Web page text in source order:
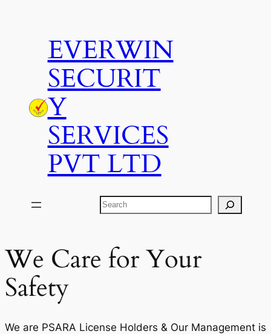
EVERWIN
SECURIT
Y
SERVICES
PVT LTD
Search
We Care for Your
Safety
We are PSARA License Holders & Our Management is